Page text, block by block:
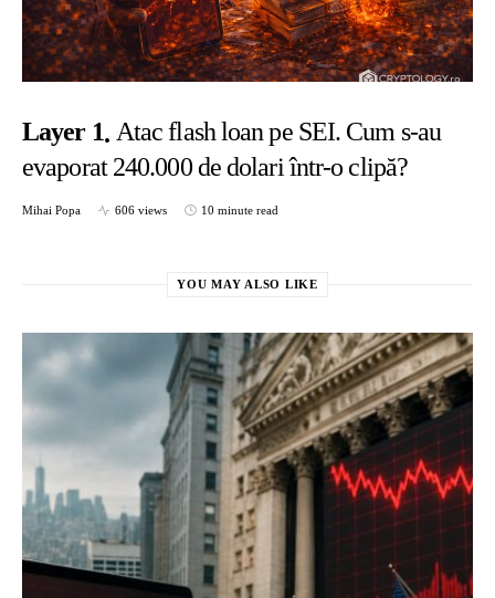
Layer 1 Atac flash loan pe SEI. Cum s-au
evaporat 240.000 de dolari într-o clipă?
Mihai Popa 606 views 10 minute read
YOU MAY ALSO LIKE